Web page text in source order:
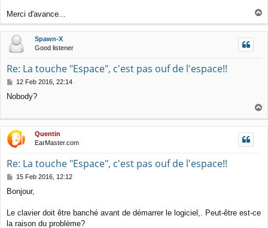
Merci d'avance...
o
p
Spawn-X
Good listener
Re: La touche "Espace", c'est pas ouf de l'espace!!
P
s
12 Feb 2016, 22:14
Nobody?
p
Quentin
EarMaster.com
Re: La touche "Espace", c'est pas ouf de l'espace!!
P
s
15 Feb 2016, 12:12
Bonjour,
Le clavier doit être banché avant de démarrer le logiciel,. Peut-être est-ce
la raison du problème?